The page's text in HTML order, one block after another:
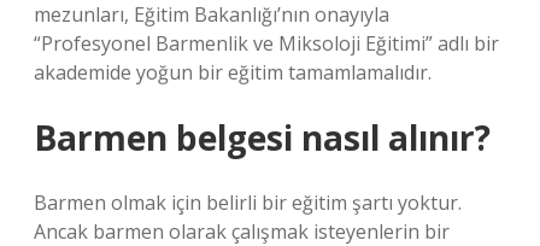
mezunları, Eğitim Bakanlığı’nın onayıyla
“Profesyonel Barmenlik ve Miksoloji Eğitimi” adlı bir
akademide yoğun bir eğitim tamamlamalıdır.
Barmen belgesi nasıl alınır?
Barmen olmak için belirli bir eğitim şartı yoktur.
Ancak barmen olarak çalışmak isteyenlerin bir